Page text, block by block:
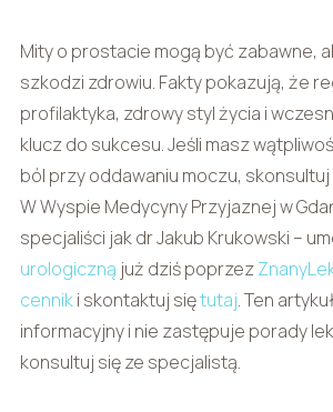
Mity o prostacie mogą być zabawne,
szkodzi zdrowiu. Fakty pokazują, że
profilaktyka, zdrowy styl życia i
klucz do sukcesu. Jeśli masz
ból przy oddawaniu moczu, skonsultuj
W Wyspie Medycyny Przyjaznej w
specjaliści jak dr Jakub Krukowski –
urologiczną już dziś poprzez
cenniki skontaktuj siętutaj. Ten
informacyjny i nie zastępuje porady
konsultuj się ze specjalistą.